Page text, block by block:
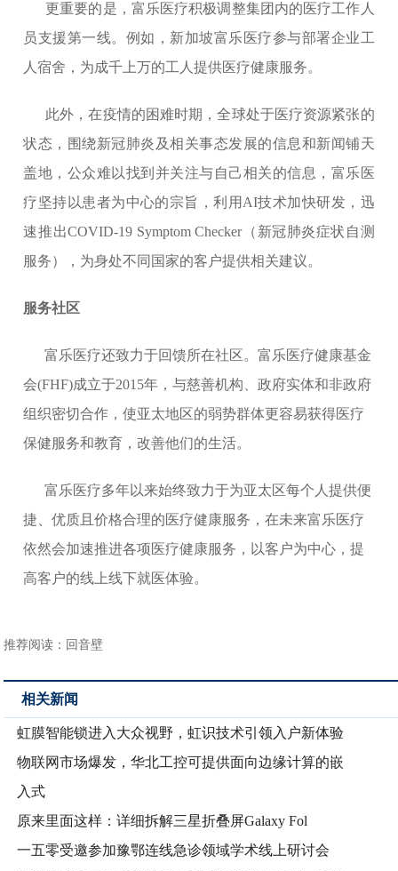
更重要的是，富乐医疗积极调整集团内的医疗工作人
员支援第一线。例如，新加坡富乐医疗参与部署企业工
人宿舍，为成千上万的工人提供医疗健康服务。
此外，在疫情的困难时期，全球处于医疗资源紧张的
状态，围绕新冠肺炎及相关事态发展的信息和新闻铺天
盖地，公众难以找到并关注与自己相关的信息，富乐医
疗坚持以患者为中心的宗旨，利用 AI技术加快研发，迅
速推出COVID-19 Symptom Checker（新冠肺炎症状自测
服务），为身处不同国家的客户提供相关建议。
服务社区
富乐医疗还致力于回馈所在社区。富乐医疗健康基金
会(FHF)成立于2015年，与慈善机构、政府实体和非政府
组织密切合作，使亚太地区的弱势群体更容易获得医疗
保健服务和教育，改善他们的生活。
富乐医疗多年以来始终致力于为亚太区每个人提供便
捷、优质且价格合理的医疗健康服务，在未来富乐医疗
依然会加速推进各项医疗健康服务，以客户为中心，提
高客户的线上线下就医体验。
推荐阅读： 回音壁
相关新闻
虹膜智能锁进入大众视野，虹识技术引领入户新体验
物联网市场爆发，华北工控可提供面向边缘计算的嵌
入式
原来里面这样：详细拆解三星折叠屏Galaxy Fol
一五零受邀参加豫鄂连线急诊领域学术线上研讨会